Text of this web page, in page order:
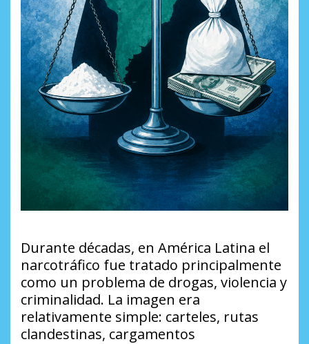
Durante décadas, en América Latina el
narcotráfico fue tratado principalmente
como un problema de drogas, violencia y
criminalidad. La imagen era
relativamente simple: carteles, rutas
clandestinas, cargamentos